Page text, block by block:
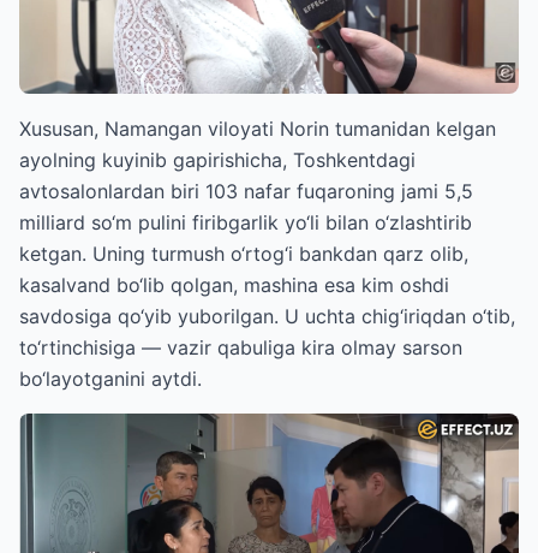
Xususan, Namangan viloyati Norin tumanidan kelgan
ayolning kuyinib gapirishicha, Toshkentdagi
avtosalonlardan biri 103 nafar fuqaroning jami 5,5
milliard so‘m pulini firibgarlik yo‘li bilan o‘zlashtirib
ketgan. Uning turmush o‘rtog‘i bankdan qarz olib,
kasalvand bo‘lib qolgan, mashina esa kim oshdi
savdosiga qo‘yib yuborilgan. U uchta chig‘iriqdan o‘tib,
to‘rtinchisiga — vazir qabuliga kira olmay sarson
bo‘layotganini aytdi.